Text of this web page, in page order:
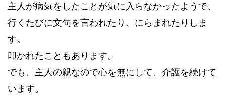
主人が病気をしたことが気に入らなかったようで、
行くたびに文句を言われたり、にらまれたりしま
す。
叩かれたこともあります。
でも、主人の親なので心を無にして、介護を続けて
います。